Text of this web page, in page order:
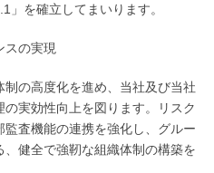
」を確立してまいります。
スの実現
の高度化を進め、当社及び当社
実効性向上を図ります。リスク
査機能の連携を強化し、グルー
健全で強靭な組織体制の構築を